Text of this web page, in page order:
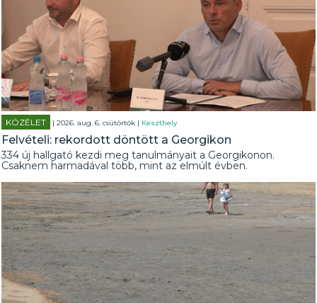
KÖZÉLET | 2026. aug. 6. csütörtök | Keszthely
Felvételi: rekordott döntött a Georgikon
334 új hallgató kezdi meg tanulmányait a Georgikonon.
Csaknem harmadával több, mint az elmúlt évben.